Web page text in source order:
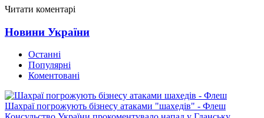
Читати коментарі
Новини України
Останні
Популярні
Коментовані
Шахраї погрожують бізнесу атаками "шахедів" - Флеш